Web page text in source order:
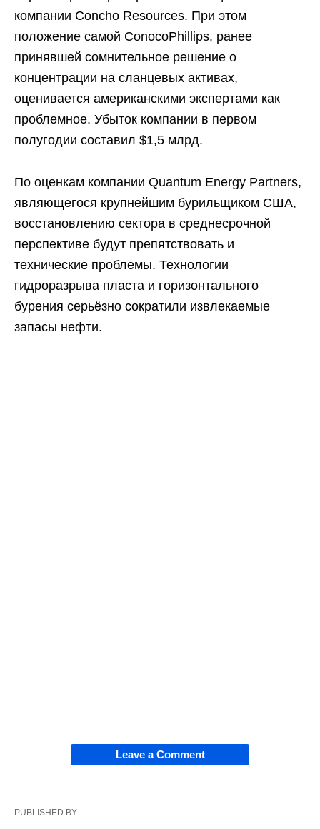
компании Concho Resources. При этом
положение самой ConocoPhillips, ранее
принявшей сомнительное решение о
концентрации на сланцевых активах,
оценивается американскими экспертами как
проблемное. Убыток компании в первом
полугодии составил $1,5 млрд.
По оценкам компании Quantum Energy Partners,
являющегося крупнейшим бурильщиком США,
восстановлению сектора в среднесрочной
перспективе будут препятствовать и
технические проблемы. Технологии
гидроразрыва пласта и горизонтального
бурения серьёзно сократили извлекаемые
запасы нефти.
Leave a Comment
PUBLISHED BY